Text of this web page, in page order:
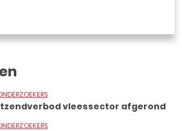
vleessector afgerond